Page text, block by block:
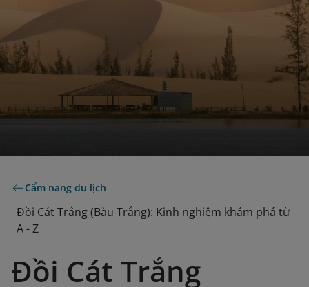
Cẩm nang du lịch
Đồi Cát Trắng (Bàu Trắng): Kinh nghiệm khám phá từ
A - Z
Đồi Cát Trắng